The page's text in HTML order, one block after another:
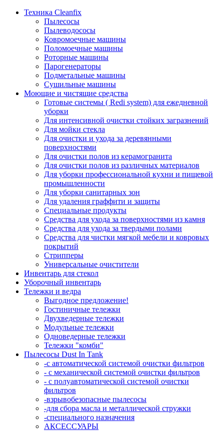
Техника Cleanfix
Пылесосы
Пылеводососы
Ковромоечные машины
Поломоечные машины
Роторные машины
Парогенераторы
Подметальные машины
Сушильные машины
Моющие и чистящие средства
Готовые системы ( Redi system) для ежедневной
уборки
Для интенсивной очистки стойких загразнений
Для мойки стекла
Для очистки и ухода за деревянными
поверхностями
Для очистки полов из керамогранита
Для очистки полов из различных материалов
Для уборки профессиональной кухни и пищевой
промышленности
Для уборки санитарных зон
Для удаления граффити и защиты
Специальные продукты
Средства для ухода за поверхностями из камня
Средства для ухода за твердыми полами
Средства для чистки мягкой мебели и ковровых
покрытий
Стрипперы
Универсальные очистители
Инвентарь для стекол
Уборочный инвентарь
Тележки и ведра
Выгодное предложение!
Гостиничные тележки
Двухведерные тележки
Модульные тележки
Одноведерные тележки
Тележки "комби"
Пылесосы Dust In Tank
-с автоматической системой очистки фильтров
- с механической системой очистки фильтров
- с полуавтоматической системой очистки
фильтров
-взрывобезопасные пылесосы
-для сбора масла и металлической стружки
-специального назначения
АКСЕССУАРЫ